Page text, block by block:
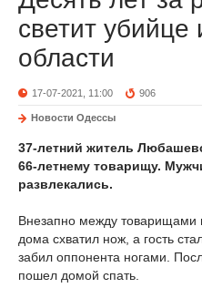
светит убийце
области
17-07-2021, 11:00 906
Новости Одессы
37-летний житель
66-летнему товарищу.
развлекались.
Внезапно между товарищами
дома схватил нож, а гость
забил оппонента ногами.
пошел домой спать.